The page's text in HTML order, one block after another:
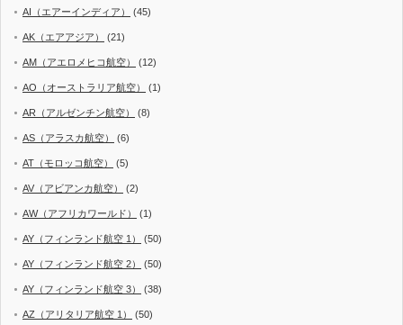
AI（エアーインディア） (45)
AK（エアアジア） (21)
AM（アエロメヒコ航空） (12)
AO（オーストラリア航空） (1)
AR（アルゼンチン航空） (8)
AS（アラスカ航空） (6)
AT（モロッコ航空） (5)
AV（アビアンカ航空） (2)
AW（アフリカワールド） (1)
AY（フィンランド航空 1） (50)
AY（フィンランド航空 2） (50)
AY（フィンランド航空 3） (38)
AZ（アリタリア航空 1） (50)